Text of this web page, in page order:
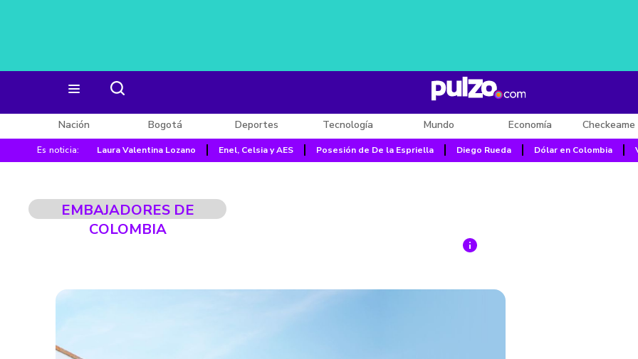
Nación Bogotá Deportes Tecnología Mundo Economía
Es noticia: Laura Valentina Lozano Enel, Celsia y AES Posesión de De la Espriella Diego Rueda Dólar en Colombia
EMBAJADORES DE
COLOMBIA